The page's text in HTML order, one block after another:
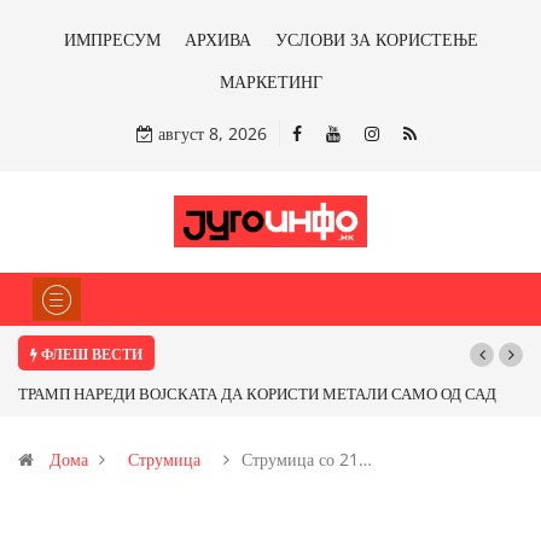
ИМПРЕСУМ АРХИВА
УСЛОВИ ЗА КОРИСТЕЊЕ
МАРКЕТИНГ
август 8, 2026
ФЛЕШ ВЕСТИ
ДА КОРИСТИ МЕТАЛИ САМО ОД САД
Почнува
Дома Струмица Струмица со 21…